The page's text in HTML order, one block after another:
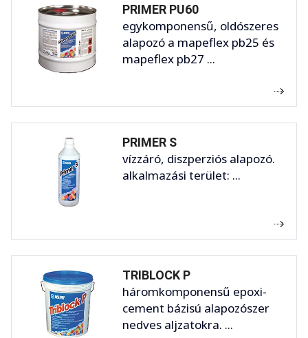
PRIMER PU60
egykomponensű, oldószeres
alapozó a mapeflex pb25 és
mapeflex pb27 ...
PRIMER S
vízzáró, diszperziós alapozó.
alkalmazási terület: ...
TRIBLOCK P
háromkomponensű epoxi-
cement bázisú alapozószer
nedves aljzatokra. ...